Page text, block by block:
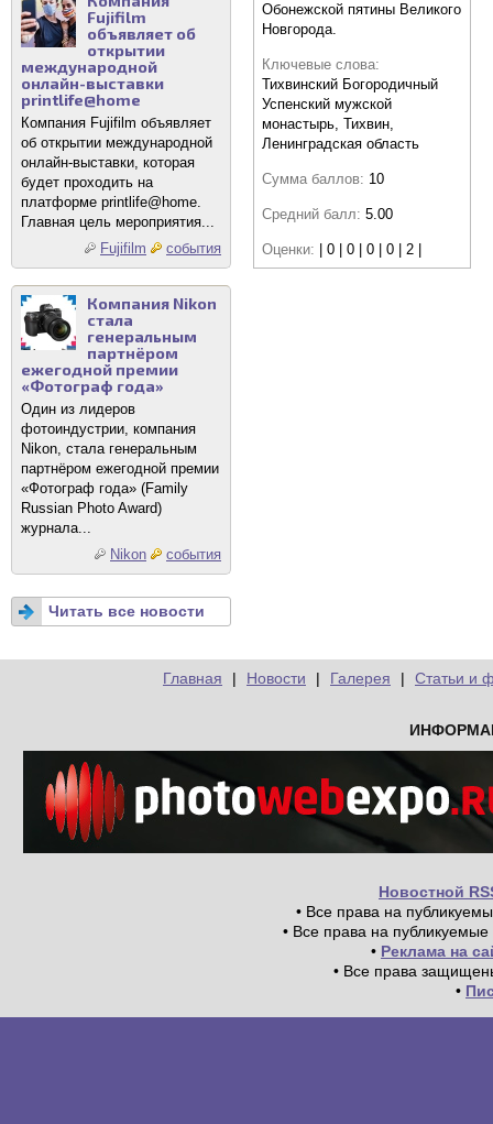
Fujifilm
объявляет об
открытии
международной
онлайн-выставки
printlife@home
Компания Fujifilm объявляет
об открытии международной
онлайн-выставки, которая
будет проходить на
платформе printlife@home.
Главная цель мероприятия...
Fujifilm
события
Компания Nikon
стала
генеральным
партнёром
ежегодной премии
«Фотограф года»
Один из лидеров
фотоиндустрии, компания
Nikon, стала генеральным
партнёром ежегодной премии
«Фотограф года» (Family
Russian Photo Award)
журнала...
Nikon
события
Читать все новости
Обонежской пятины Великого
Новгорода.
Ключевые слова:
Тихвинский Богородичный
Успенский мужской
монастырь, Тихвин,
Ленинградская область
Сумма баллов: 10
Средний балл: 5.00
Оценки: | 0 | 0 | 0 | 0 | 2 |
Главная | Новости | Галерея | Статьи и
Новостной
• Все права на
• Все права на
• Реклама на
• Все права
•